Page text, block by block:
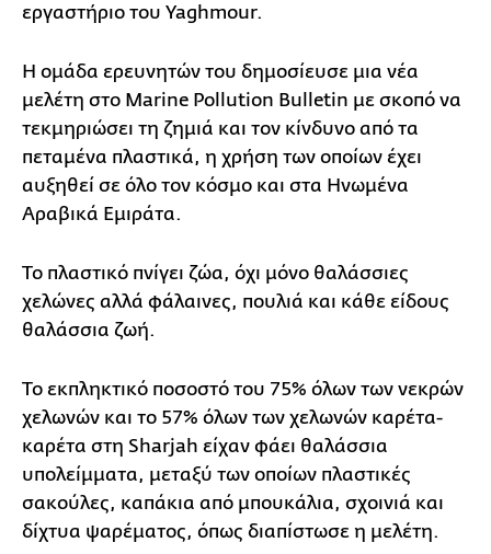
εργαστήριο του Yaghmour.
Η ομάδα ερευνητών του δημοσίευσε μια νέα
μελέτη στο Marine Pollution Bulletin με σκοπό να
τεκμηριώσει τη ζημιά και τον κίνδυνο από τα
πεταμένα πλαστικά, η χρήση των οποίων έχει
αυξηθεί σε όλο τον κόσμο και στα Ηνωμένα
Αραβικά Εμιράτα.
Το πλαστικό πνίγει ζώα, όχι μόνο θαλάσσιες
χελώνες αλλά φάλαινες, πουλιά και κάθε είδους
θαλάσσια ζωή.
Το εκπληκτικό ποσοστό του 75% όλων των νεκρών
χελωνών και το 57% όλων των χελωνών καρέτα-
καρέτα στη Sharjah είχαν φάει θαλάσσια
υπολείμματα, μεταξύ των οποίων πλαστικές
σακούλες, καπάκια από μπουκάλια, σχοινιά και
δίχτυα ψαρέματος, όπως διαπίστωσε η μελέτη.